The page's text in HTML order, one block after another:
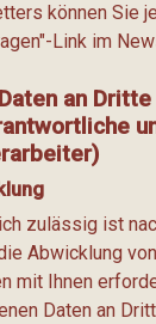
können Sie
Link im
an
zulässig ist
Abwicklung von
mit Ihnen
Daten an